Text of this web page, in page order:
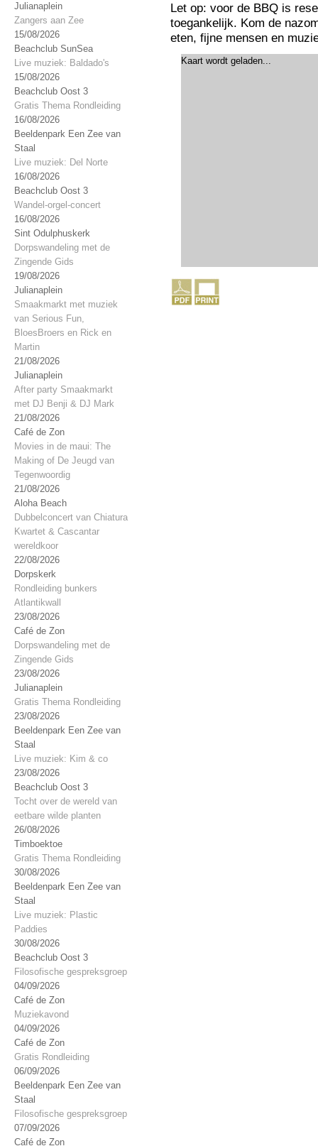
Julianaplein
Zangers aan Zee
15/08/2026
Beachclub SunSea
Live muziek: Baldado's
15/08/2026
Beachclub Oost 3
Gratis Thema Rondleiding
16/08/2026
Beeldenpark Een Zee van
Staal
Live muziek: Del Norte
16/08/2026
Beachclub Oost 3
Wandel-orgel-concert
16/08/2026
Sint Odulphuskerk
Dorpswandeling met de
Zingende Gids
19/08/2026
Julianaplein
Smaakmarkt met muziek
van Serious Fun,
BloesBroers en Rick en
Martin
21/08/2026
Julianaplein
After party Smaakmarkt
met DJ Benji & DJ Mark
21/08/2026
Café de Zon
Movies in de maui: The
Making of De Jeugd van
Tegenwoordig
21/08/2026
Aloha Beach
Dubbelconcert van Chiatura
Kwartet & Cascantar
wereldkoor
22/08/2026
Dorpskerk
Rondleiding bunkers
Atlantikwall
23/08/2026
Café de Zon
Dorpswandeling met de
Zingende Gids
23/08/2026
Julianaplein
Gratis Thema Rondleiding
23/08/2026
Beeldenpark Een Zee van
Staal
Live muziek: Kim & co
23/08/2026
Beachclub Oost 3
Tocht over de wereld van
eetbare wilde planten
26/08/2026
Timboektoe
Gratis Thema Rondleiding
30/08/2026
Beeldenpark Een Zee van
Staal
Live muziek: Plastic
Paddies
30/08/2026
Beachclub Oost 3
Filosofische gespreksgroep
04/09/2026
Café de Zon
Muziekavond
04/09/2026
Café de Zon
Gratis Rondleiding
06/09/2026
Beeldenpark Een Zee van
Staal
Filosofische gespreksgroep
07/09/2026
Café de Zon
Let op: voor de BBQ is
toegankelijk. Kom de
eten, fijne mensen en
Kaart wordt geladen...